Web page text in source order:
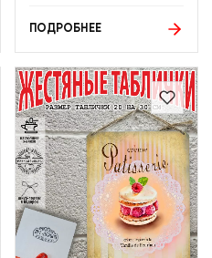
ПОДРОБНЕЕ